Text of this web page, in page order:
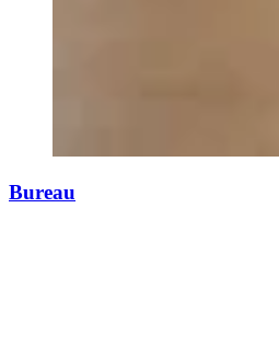
Bureau